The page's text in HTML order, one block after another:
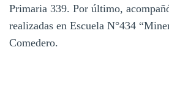
Primaria 339. Por último,
realizadas en Escuela N°434
Comedero.